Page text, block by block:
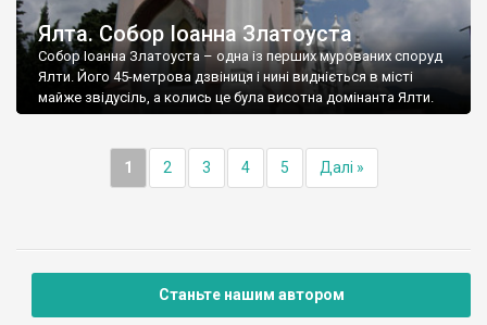
Ялта. Собор Іоанна Златоуста
Собор Іоанна Златоуста – одна із перших мурованих споруд
Ялти. Його 45-метрова дзвіниця і нині видніється в місті
майже звідусіль, а колись це була висотна домінанта Ялти.
1 2 3 4 5 Далі »
Станьте нашим автором